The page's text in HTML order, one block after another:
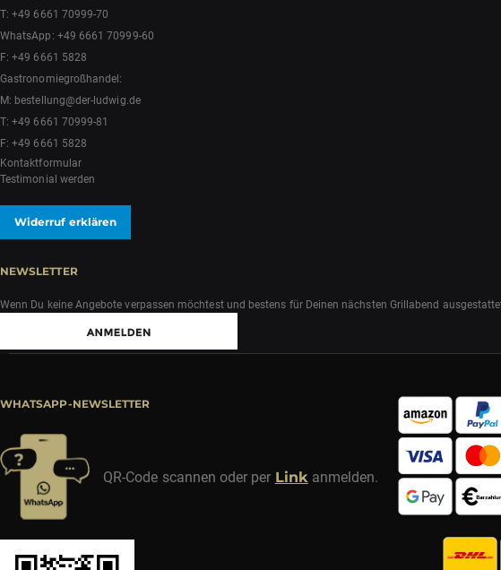
T:+49 6661 70999-70
WhatsApp: +49 6661 70999-60
F: +49 6661 5828
Gastronomiegroßhandel:
M: bestellung@der-ludwig.de
T:+49 6661 70999-81
F: +49 6661 5828
Kontaktformular
Testimonial werden
Widerruf erklären
NEWSLETTER
Wenn Du keine Angebote verpassen möchtest und bestens für Deinen nächsten Grillabend
WHATSAPP-NEWSLETTER
QR-Code scannen oder per Link anmelden.